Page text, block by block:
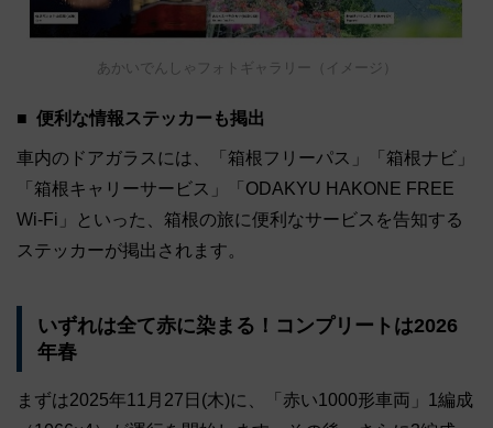
あかいでんしゃフォトギャラリー（イメージ）
便利な情報ステッカーも掲出
車内のドアガラスには、「箱根フリーパス」「箱根ナビ」
「箱根キャリーサービス」「ODAKYU HAKONE FREE
Wi-Fi」といった、箱根の旅に便利なサービスを告知する
ステッカーが掲出されます。
いずれは全て赤に染まる！コンプリートは2026
年春
まずは2025年11月27日(木)に、「赤い1000形車両」1編成